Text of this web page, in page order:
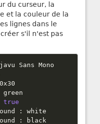
du curseur, la
et la couleur de la
lignes dans le
s'il n'est pas
Sans Mono
green
true
:
white
: black